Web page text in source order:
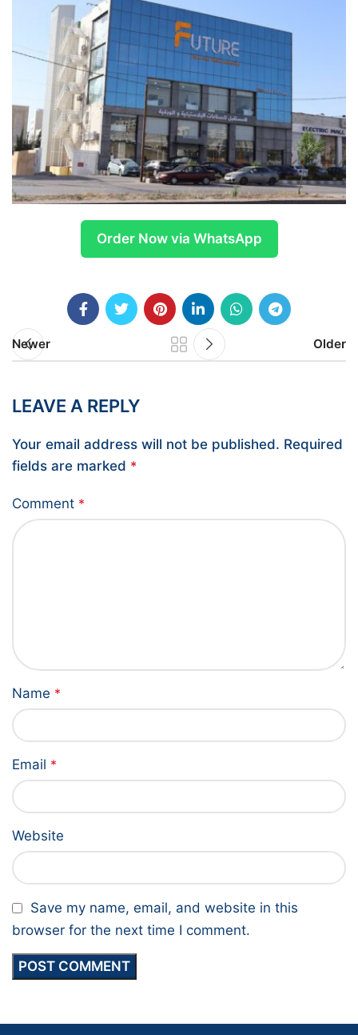
Order Now via WhatsApp
Newer Older
LEAVE A REPLY
Your email address will not be published. Required
fields are marked *
Comment *
Name *
Email *
Website
Save my name, email, and website in this
browser for the next time I comment.